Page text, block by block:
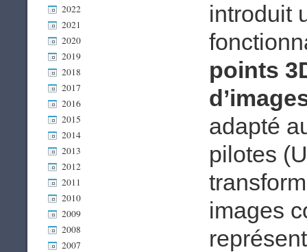
2022
2021
2020
2019
2018
2017
2016
2015
2014
2013
2012
2011
2010
2009
2008
2007
introduit
points
adapté
pilotes
images